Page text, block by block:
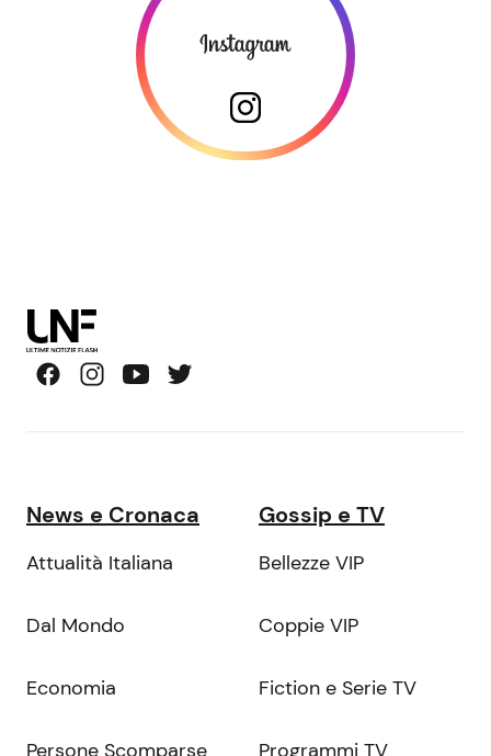
News e Cronaca
Attualità Italiana
Dal Mondo
Economia
Gossip e TV
Bellezze VIP
Coppie VIP
Fiction e Serie TV